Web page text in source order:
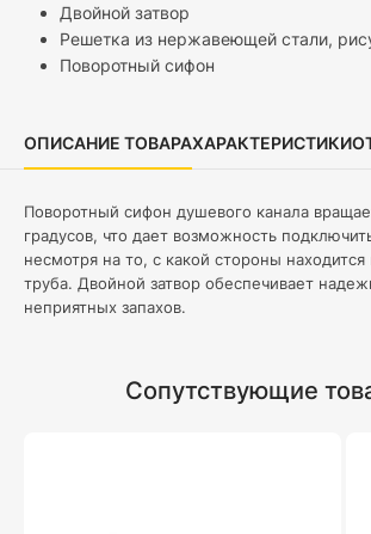
Двойной затвор
Решетка из нержавеющей стали,
Поворотный сифон
ОПИСАНИЕ ТОВАРАХАРАКТЕРИСТИКИ
Поворотный сифон душевого канала
градусов, что дает возможность
несмотря на то, с какой стороны находится
труба. Двойной затвор обеспечивает
неприятных запахов.
Сопутствующие